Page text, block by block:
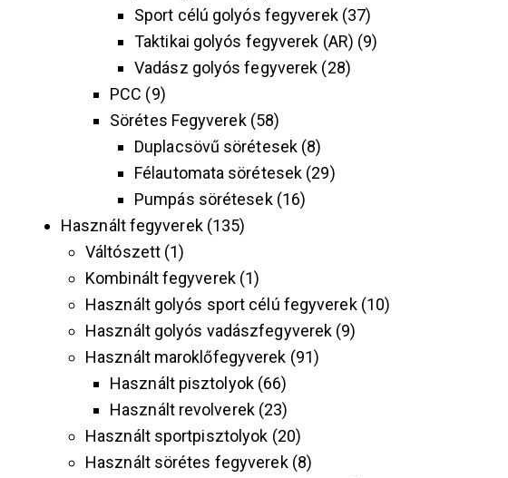
Sport célú golyós fegyverek 37
Taktikai golyós fegyverek (AR) 9
Vadász golyós fegyverek 28
PCC
9
Sörétes Fegyverek 58
Duplacsövű sörétesek 8
Félautomata sörétesek 29
Pumpás sörétesek 16
Használt fegyverek 135
Váltószett 1
Kombinált fegyverek 1
Használt golyós sport célú fegyverek 10
Használt golyós vadászfegyverek 9
Használt maroklőfegyverek 91
Használt pisztolyok 66
Használt revolverek 23
Használt sportpisztolyok 20
Használt sörétes fegyverek 8